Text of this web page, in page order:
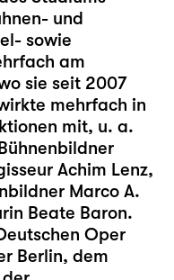
und
sowie
am
sie seit 2007
mehrfach in
mit, u. a.
Achim Lenz,
Marco A.
Beate Baron.
Oper
Berlin, dem